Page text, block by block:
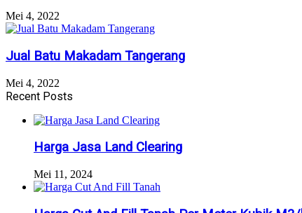
Mei 4, 2022
Jual Batu Makadam Tangerang
Mei 4, 2022
Recent Posts
Harga Jasa Land Clearing
Mei 11, 2024